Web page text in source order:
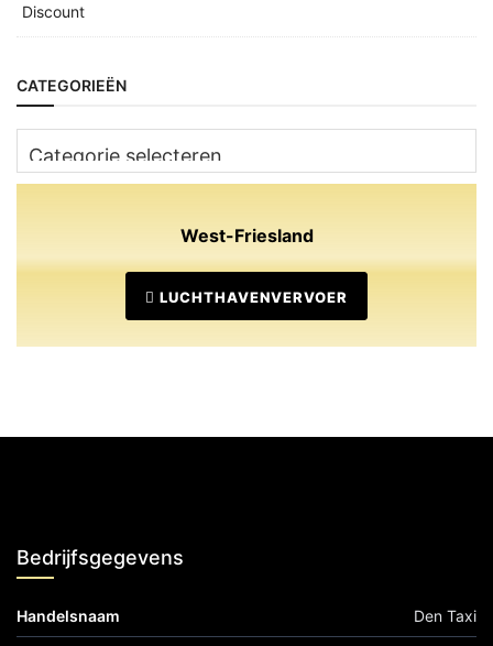
Discount
CATEGORIEËN
Categorieën
West-Friesland
LUCHTHAVENVERVOER
Bedrijfsgegevens
Handelsnaam Den Taxi